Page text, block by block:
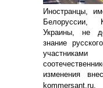
Иностранцы,
Белоруссии,
Украины, не
знание
изменения
kommersant.ru.